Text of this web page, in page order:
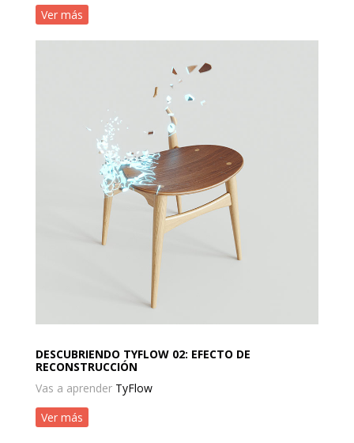
Ver más
DESCUBRIENDO TYFLOW 02: EFECTO DE
RECONSTRUCCIÓN
Vas a aprender TyFlow
Ver más